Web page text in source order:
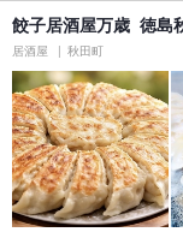
餃子居酒屋万歳 徳島
居酒屋 秋田町